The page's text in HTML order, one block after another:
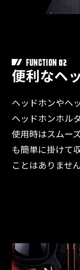
FUNCTION 02
便利なヘ
ヘッドホンやヘ
ヘッドホンホル
使用時はスムー
も簡単に掛けて
ことはありません